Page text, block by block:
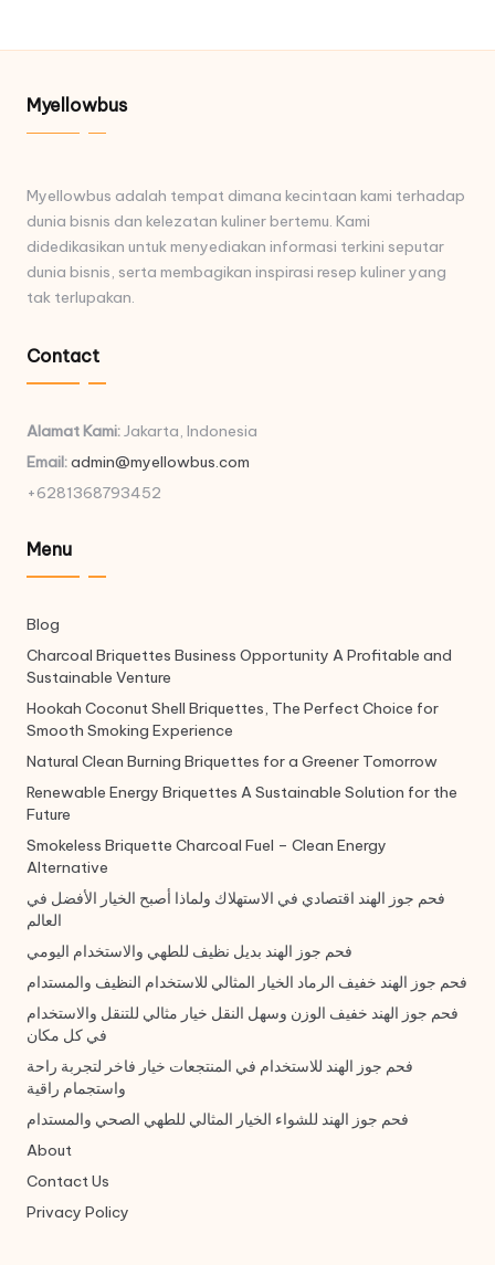
Myellowbus
Myellowbus adalah tempat dimana kecintaan kami terhadap
dunia bisnis dan kelezatan kuliner bertemu. Kami
didedikasikan untuk menyediakan informasi terkini seputar
dunia bisnis, serta membagikan inspirasi resep kuliner yang
tak terlupakan.
Contact
Alamat Kami:Jakarta, Indonesia
Email:admin@myellowbus.com
+6281368793452
Menu
Blog
Charcoal Briquettes Business Opportunity A Profitable and
Sustainable Venture
Hookah Coconut Shell Briquettes, The Perfect Choice for
Smooth Smoking Experience
Natural Clean Burning Briquettes for a Greener Tomorrow
Renewable Energy Briquettes A Sustainable Solution for the
Future
Smokeless Briquette Charcoal Fuel – Clean Energy
Alternative
فحم جوز الهند اقتصادي في الاستهلاك ولماذا أصبح الخيار الأفضل في
العالم
فحم جوز الهند بديل نظيف للطهي والاستخدام اليومي
فحم جوز الهند خفيف الرماد الخيار المثالي للاستخدام النظيف والمستدام
فحم جوز الهند خفيف الوزن وسهل النقل خيار مثالي للتنقل والاستخدام
في كل مكان
فحم جوز الهند للاستخدام في المنتجعات خيار فاخر لتجربة راحة
واستجمام راقية
فحم جوز الهند للشواء الخيار المثالي للطهي الصحي والمستدام
About
Contact Us
Privacy Policy